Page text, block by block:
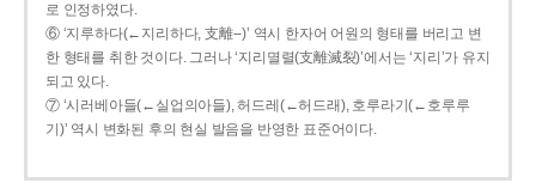
로 인정하였다.
⑥ ‘지루하다(←지리하다, 支離--)’ 역시 한자어 어원의 형태를 버리고 변
한 형태를 취한 것이다. 그러나 ‘지리멸렬(支離滅裂)’에서는 ‘지리’가 유지
되고 있다.
⑦ ‘시러베아들(←실업의아들), 허드레(←허드래), 호루라기(←호루루
기)’ 역시 변화된 후의 현실 발음을 반영한 표준어이다.